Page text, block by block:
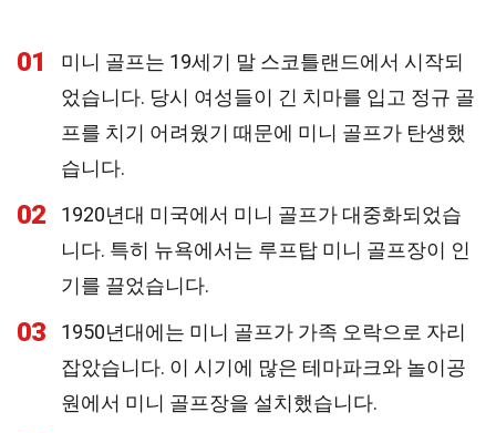
01
미니 골프는 19세기 말 스코틀랜드에서 시작되
었습니다. 당시 여성들이 긴 치마를 입고 정규 골
프를 치기 어려웠기 때문에 미니 골프가 탄생했
습니다.
02
1920년대 미국에서 미니 골프가 대중화되었습
니다. 특히 뉴욕에서는 루프탑 미니 골프장이 인
기를 끌었습니다.
03
1950년대에는 미니 골프가 가족 오락으로 자리
잡았습니다. 이 시기에 많은 테마파크와 놀이공
원에서 미니 골프장을 설치했습니다.